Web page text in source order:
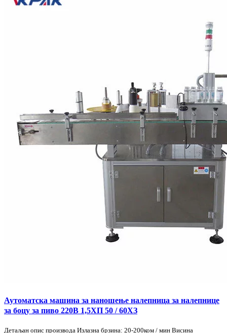
Аутоматска машина за наношење налепница за налепнице
за боцу за пиво 220В 1,5ХП 50 / 60ХЗ
Детаљан опис производа Излазна брзина: 20-200ком / мин Висина